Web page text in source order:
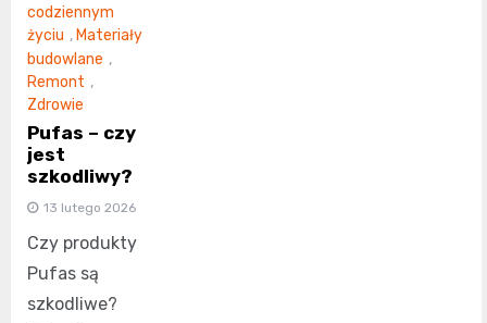
codziennym
życiu , Materiały
budowlane ,
Remont ,
Zdrowie
Pufas – czy
jest
szkodliwy?
13 lutego 2026
Czy produkty
Pufas są
szkodliwe?